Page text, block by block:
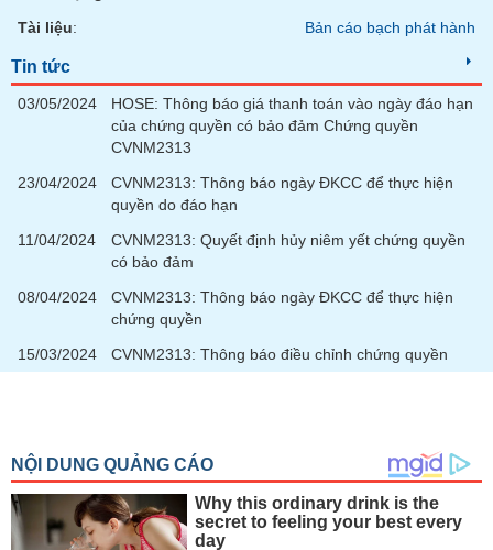
Tài liệu: Bản cáo bạch phát hành
Tin tức
03/05/2024
HOSE: Thông báo giá thanh toán vào ngày đáo hạn
của chứng quyền có bảo đảm Chứng quyền
CVNM2313
23/04/2024
CVNM2313: Thông báo ngày ĐKCC để thực hiện
quyền do đáo hạn
11/04/2024
CVNM2313: Quyết định hủy niêm yết chứng quyền
có bảo đảm
08/04/2024
CVNM2313: Thông báo ngày ĐKCC để thực hiện
chứng quyền
15/03/2024
CVNM2313: Thông báo điều chỉnh chứng quyền